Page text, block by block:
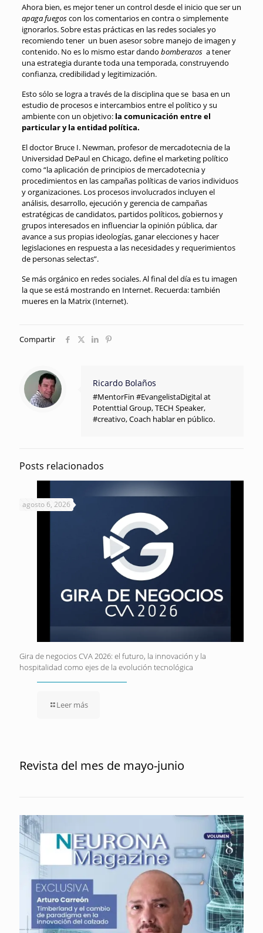
Ahora bien, es mejor tener un control desde el inicio que ser un
apaga fuegoscon los comentarios en contra o simplemente
ignorarlos. Sobre estas prácticas en las redes sociales yo
recomiendo tener un buen asesor sobre manejo de imagen y
contenido. No es lo mismo estar dando bomberazosa tener
una estrategia durante toda una temporada, construyendo
confianza, credibilidad y legitimización.
Esto sólo se logra a través de la disciplina que se basa en un
estudio de procesos e intercambios entre el político y su
ambiente con un objetivo: la comunicación entre el
particular y la entidad política.
El doctor Bruce I. Newman, profesor de mercadotecnia de la
Universidad DePaul en Chicago, define el marketing político
como “la aplicación de principios de mercadotecnia y
procedimientos en las campañas políticas de varios individuos
y organizaciones. Los procesos involucrados incluyen el
análisis, desarrollo, ejecución y gerencia de campañas
estratégicas de candidatos, partidos políticos, gobiernos y
grupos interesados en influenciar la opinión pública, dar
avance a sus propias ideologías, ganar elecciones y hacer
legislaciones en respuesta a las necesidades y requerimientos
de personas selectas”.
Se más orgánico en redes sociales. Al final del día es tu imagen
la que se está mostrando en Internet. Recuerda: también
mueres en la Matrix (Internet).
Compartir
Ricardo Bolaños
#MentorFin #EvangelistaDigital at
Potenttial Group, TECH Speaker,
#creativo, Coach hablar en público.
Posts relacionados
agosto 6, 2026
Gira de negocios CVA 2026: el futuro, la innovación y la
hospitalidad como ejes de la evolución tecnológica
Leer más
Revista del mes de mayo-junio